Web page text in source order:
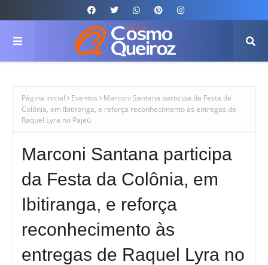
Página inicial Eventos
Marconi Santana participa da Festa da
Colônia, em Ibitiranga, e reforça reconhecimento às entregas de
Raquel Lyra no Pajeú
Marconi Santana participa
da Festa da Colônia, em
Ibitiranga, e reforça
reconhecimento às
entregas de Raquel Lyra no